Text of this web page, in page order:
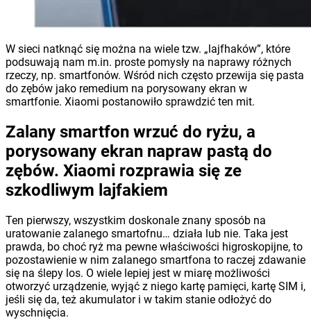
W sieci natknąć się można na wiele tzw. „lajfhaków”, które
podsuwają nam m.in. proste pomysły na naprawy różnych
rzeczy, np. smartfonów. Wśród nich często przewija się pasta
do zębów jako remedium na porysowany ekran w
smartfonie. Xiaomi postanowiło sprawdzić ten mit.
Zalany smartfon wrzuć do ryżu, a
porysowany ekran napraw pastą do
zębów. Xiaomi rozprawia się ze
szkodliwym lajfakiem
Ten pierwszy, wszystkim doskonale znany sposób na
uratowanie zalanego smartofnu… działa lub nie. Taka jest
prawda, bo choć ryż ma pewne właściwości higroskopijne, to
pozostawienie w nim zalanego smartfona to raczej zdawanie
się na ślepy los. O wiele lepiej jest w miarę możliwości
otworzyć urządzenie, wyjąć z niego kartę pamięci, kartę SIM i,
jeśli się da, też akumulator i w takim stanie odłożyć do
wyschnięcia.